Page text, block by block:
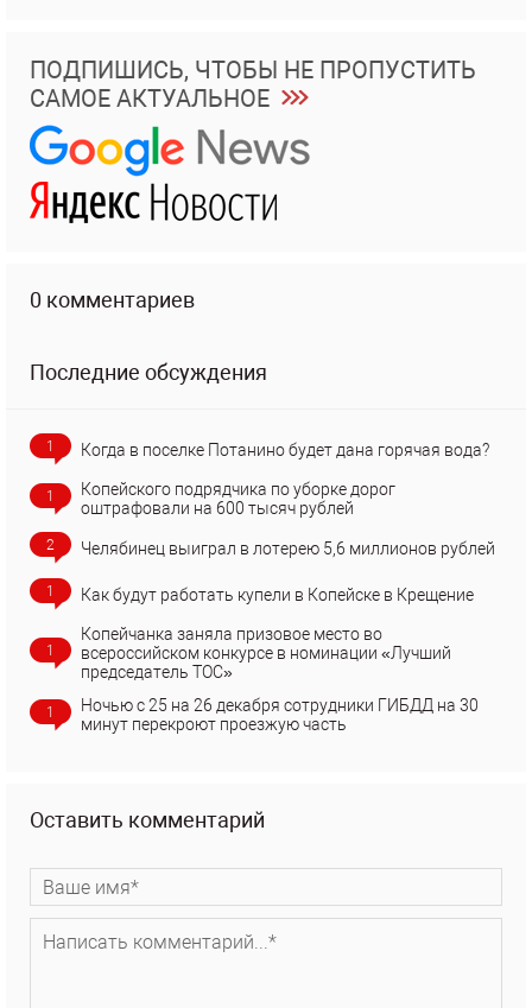
ПОДПИШИСЬ, ЧТОБЫ НЕ ПРОПУСТИТЬ
САМОЕ АКТУАЛЬНОЕ
0 комментариев
Последние обсуждения
1 Когда в поселке Потанино будет дана горячая вода?
1
Копейского подрядчика по уборке дорог
оштрафовали на 600 тысяч рублей
2 Челябинец выиграл в лотерею 5,6 миллионов рублей
1 Как будут работать купели в Копейске в Крещение
1
Копейчанка заняла призовое место во
всероссийском конкурсе в номинации «Лучший
председатель ТОС»
1
Ночью с 25 на 26 декабря сотрудники ГИБДД на 30
минут перекроют проезжую часть
Оставить комментарий